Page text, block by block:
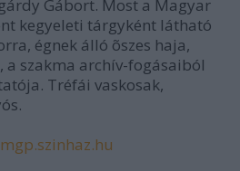
Gábort. Most a Magyar
kegyeleti tárgyként látható
égnek álló õszes haja,
szakma archív-fogásaiból
Tréfái vaskosak,
mgp.szinhaz.hu